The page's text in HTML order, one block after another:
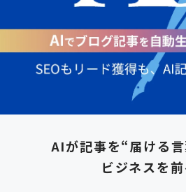
AIが記事を“届ける言
ビジネスを前